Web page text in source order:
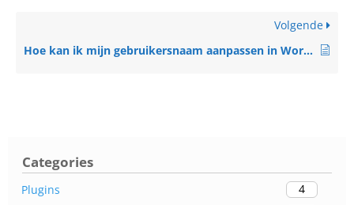
Volgende
Hoe kan ik mijn gebruikersnaam aanpassen in WordPress?
Categories
Plugins
4